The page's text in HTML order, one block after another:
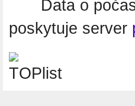
Data o
poskytuje server